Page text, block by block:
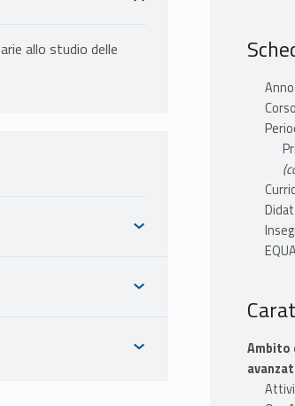
allo studio delle
Ambito